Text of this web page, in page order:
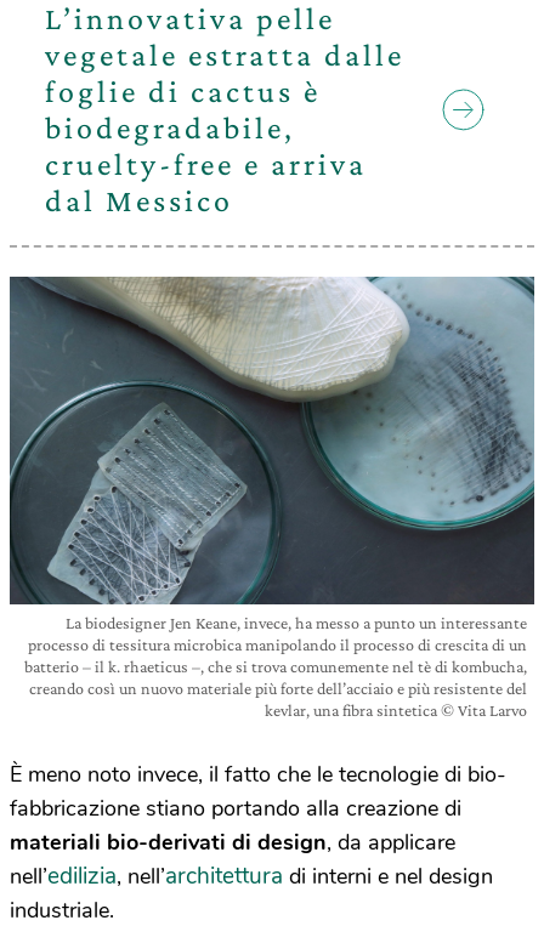
L’innovativa pelle
vegetale estratta dalle
foglie di cactus è
biodegradabile,
cruelty-free e arriva
dal Messico
La biodesigner Jen Keane, invece, ha messo a punto un interessante
processo di tessitura microbica manipolando il processo di crescita di un
batterio – il k. rhaeticus –, che si trova comunemente nel tè di kombucha,
creando così un nuovo materiale più forte dell’acciaio e più resistente del
kevlar, una fibra sintetica © Vita Larvo
È meno noto invece, il fatto che le tecnologie di bio-
fabbricazione stiano portando alla creazione di
materiali bio-derivati di design, da applicare
nell’edilizia, nell’architettura di interni e nel design
industriale.